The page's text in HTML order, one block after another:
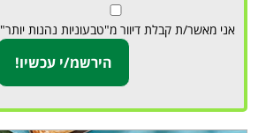
אני מאשר/ת קבלת דיוור מ"טבעוניות נהנות יותר"